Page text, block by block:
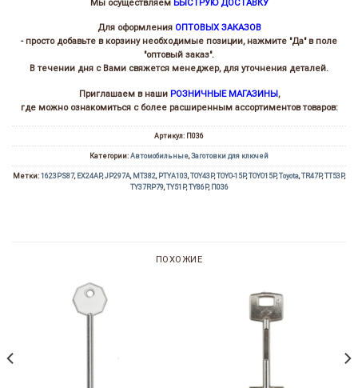
Мы осуществляем БЫСТРУЮ ДОСТАВКУ
Для оформления ОПТОВЫХ ЗАКАЗОВ
- просто добавьте в корзину необходимые позиции, нажмите "Да" в поле
"оптовый заказ".
В течении дня с Вами свяжется менеджер, для уточнения деталей.
Приглашаем в наши РОЗНИЧНЫЕ МАГАЗИНЫ,
где можно ознакомиться с более расширенным ассортиментов товаров:
Артикул: П036
Категории: Автомобильные,Заготовки для ключей
Метки: 1623PS87, EX24AP,JP297A, MT382, PTYA103,TOY43P,TOYO-15P,TOYO15P,Toyota,TR47P,TT53P,
TY37RP79,TY51P,TY86P, П036
ПОХОЖИЕ